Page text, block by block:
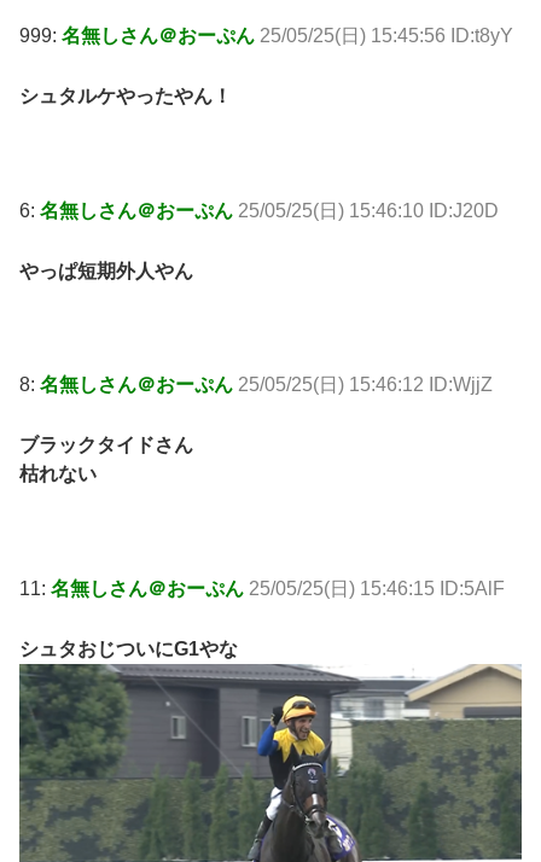
999: 名無しさん＠おーぷん 25/05/25(日) 15:45:56 ID:t8yY
シュタルケやったやん！
6: 名無しさん＠おーぷん 25/05/25(日) 15:46:10 ID:J20D
やっぱ短期外人やん
8: 名無しさん＠おーぷん 25/05/25(日) 15:46:12 ID:WjjZ
ブラックタイドさん
枯れない
11: 名無しさん＠おーぷん 25/05/25(日) 15:46:15 ID:5AlF
シュタおじついにG1やな